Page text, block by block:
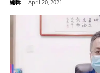
編輯 - April 20, 2021